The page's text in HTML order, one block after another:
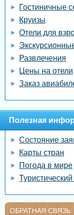
Гостиничные
Круизы
Отели для
Развлечения
Цены на отели
Заказ
Полезная
Состояние
Карты стран
Погода в мире
ОБРАТНАЯ СВЯЗЬ